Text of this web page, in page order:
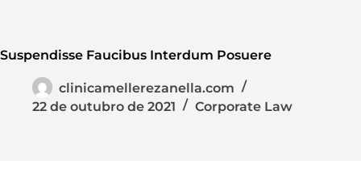
Suspendisse Faucibus Interdum Posuere
clinicamellerezanella.com
22 de outubro de 2021
Corporate Law